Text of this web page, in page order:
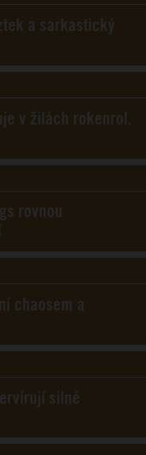
a sarkastický
v žilách rokenrol.
rovnou
chaosem a
silné